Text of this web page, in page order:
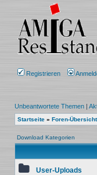
Registrieren
Unbeantwortete Themen |
Startseite » Foren-Übersicht
Download Kategorien
User-Uploads